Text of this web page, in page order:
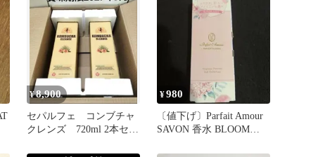
¥8,900
セパルフェ コンブチャ
クレンズ 720ml 2本セッ
¥980
〔値下げ〕Parfait Amour
SAVON 香水 BLOOM